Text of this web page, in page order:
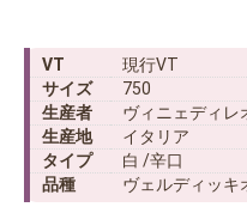
VT
現行VT
サイズ
750
生産者
ヴィニェディ
生産地
イタリア
タイプ
白 /辛口
品種
ヴェルディッキ